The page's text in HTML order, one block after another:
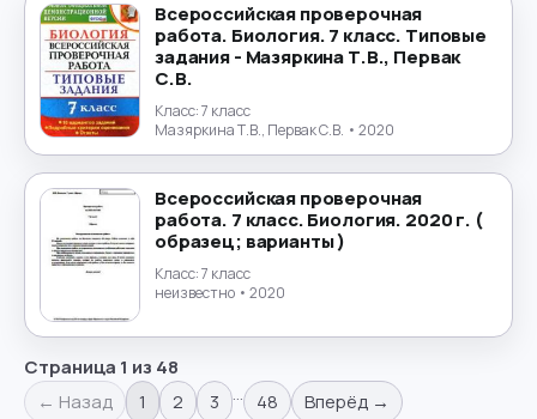
Всероссийская проверочная
работа. Биология. 7 класс. Типовые
задания - Мазяркина Т.В., Первак
С.В.
Класс:7 класс
Мазяркина Т.В., Первак С.В. • 2020
Всероссийская проверочная
работа. 7 класс. Биология. 2020 г. (
образец; варианты )
Класс:7 класс
неизвестно • 2020
Страница 1 из 48
← Назад
1 2 3 … 48 Вперёд →